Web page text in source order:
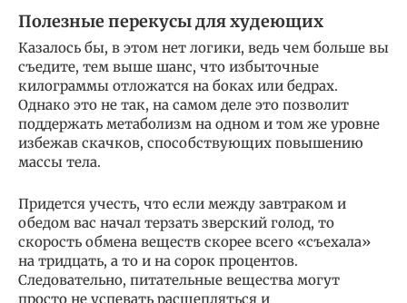
Полезные перекусы для худеющих
Казалось бы, в этом нет логики, ведь чем больше вы
съедите, тем выше шанс, что избыточные
килограммы отложатся на боках или бедрах.
Однако это не так, на самом деле это позволит
поддержать метаболизм на одном и том же уровне
избежав скачков, способствующих повышению
массы тела.
Придется учесть, что если между завтраком и
обедом вас начал терзать зверский голод, то
скорость обмена веществ скорее всего «съехала»
на тридцать, а то и на сорок процентов.
Следовательно, питательные вещества могут
просто не успевать расщепляться и